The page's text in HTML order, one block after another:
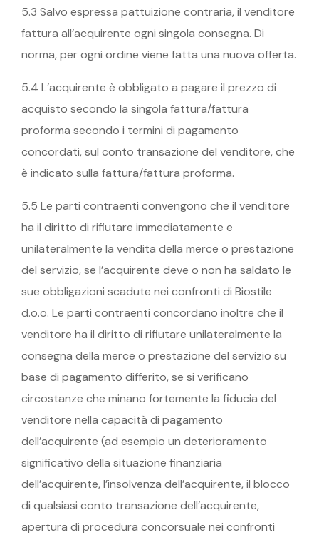
5.3 Salvo espressa pattuizione contraria, il venditore
fattura all’acquirente ogni singola consegna. Di
norma, per ogni ordine viene fatta una nuova offerta.
5.4 L’acquirente è obbligato a pagare il prezzo di
acquisto secondo la singola fattura/fattura
proforma secondo i termini di pagamento
concordati, sul conto transazione del venditore, che
è indicato sulla fattura/fattura proforma.
5.5 Le parti contraenti convengono che il venditore
ha il diritto di rifiutare immediatamente e
unilateralmente la vendita della merce o prestazione
del servizio, se l’acquirente deve o non ha saldato le
sue obbligazioni scadute nei confronti di Biostile
d.o.o. Le parti contraenti concordano inoltre che il
venditore ha il diritto di rifiutare unilateralmente la
consegna della merce o prestazione del servizio su
base di pagamento differito, se si verificano
circostanze che minano fortemente la fiducia del
venditore nella capacità di pagamento
dell’acquirente (ad esempio un deterioramento
significativo della situazione finanziaria
dell’acquirente, l’insolvenza dell’acquirente, il blocco
di qualsiasi conto transazione dell’acquirente,
apertura di procedura concorsuale nei confronti